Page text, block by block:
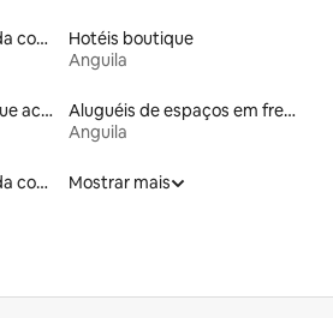
Aluguéis por temporada com banheira de hidromassagem
Hotéis boutique
Anguila
Aluguéis de espaços que aceitam animais de estimação
Aluguéis de espaços em frente à praia
Anguila
Aluguéis por temporada com acesso à praia
Mostrar mais